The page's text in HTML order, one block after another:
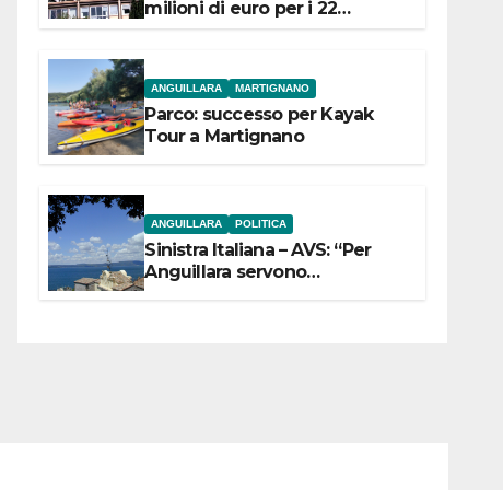
milioni di euro per i 22
ANGUILLARA MARTIGNANO
Parco: successo per Kayak
Tour a Martignano
ANGUILLARA POLITICA
Sinistra Italiana – AVS: “Per
Anguillara servono